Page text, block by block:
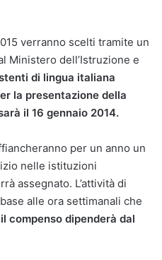
verranno scelti tramite un
Ministero dell’Istruzione e
di lingua italiana
la presentazione della
il 16 gennaio 2014.
per un anno un
nelle istituzioni
assegnato. L’attività di
alle ora settimanali che
compenso dipenderà dal